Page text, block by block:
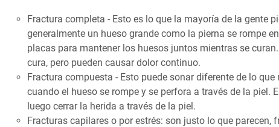
Fractura completa - Esto es lo que la mayoría de la gente
generalmente un hueso grande como la pierna se rompe
placas para mantener los huesos juntos mientras se
cura, pero pueden causar dolor continuo.
Fractura compuesta - Esto puede sonar diferente de lo
cuando el hueso se rompe y se perfora a través de la piel.
luego cerrar la herida a través de la piel.
Fracturas capilares o por estrés: son justo lo que